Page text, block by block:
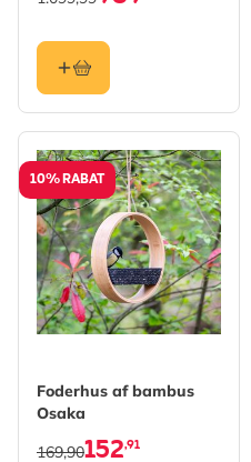
10% RABAT
Foderhus af bambus
Osaka
152,91
169,90